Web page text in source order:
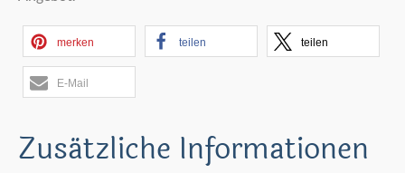
merken teilen teilen
E-Mail
Zusätzliche Informationen